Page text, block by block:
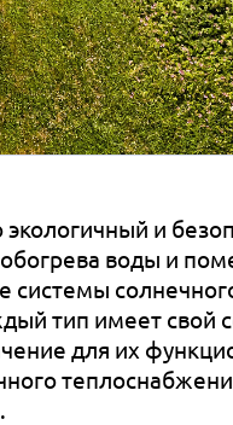
и
обогрева воды и
системы
тип имеет свой
для их